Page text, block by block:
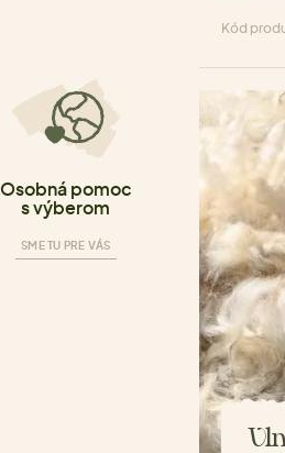
Osobná pomoc
s výberom
SME TU PRE VÁS
Kód